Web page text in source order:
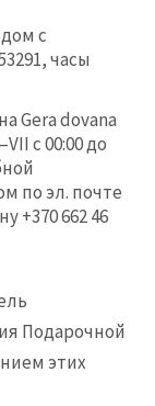
с
часы
Gera dovana
с 00:00 до
по эл. почте
+370 662 46
Подарочной
этих